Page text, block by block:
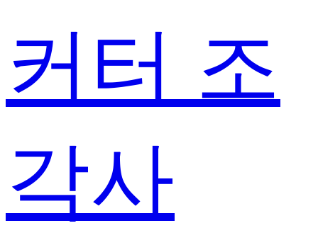
커터 조
각사